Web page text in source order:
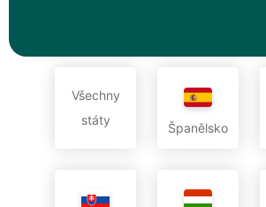
Všechny
státy
Španělsko